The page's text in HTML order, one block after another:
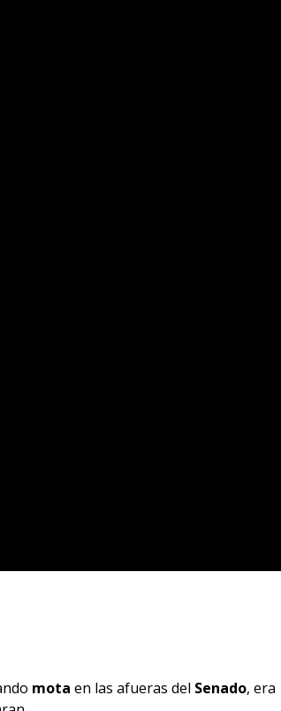
mota en las afueras del Senado, era